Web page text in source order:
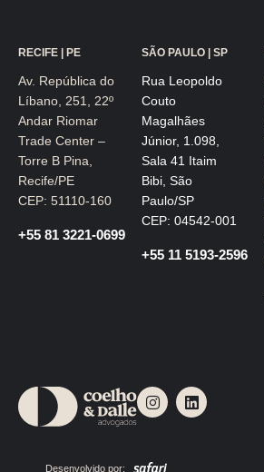
RECIFE | PE
Av. República do
Líbano, 251, 22º
Andar Riomar
Trade Center –
Torre B Pina,
Recife/PE
CEP: 51110-160
+55 81 3221-0699
SÃO PAULO | SP
Rua Leopoldo
Couto
Magalhães
Júnior, 1.098,
Sala 41 Itaim
Bibi, São
Paulo/SP
CEP: 04542-001
+55 11 5193-2596
I
n
L
i
Desenvolvido por: